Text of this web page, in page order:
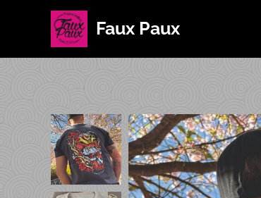
Faux Paux